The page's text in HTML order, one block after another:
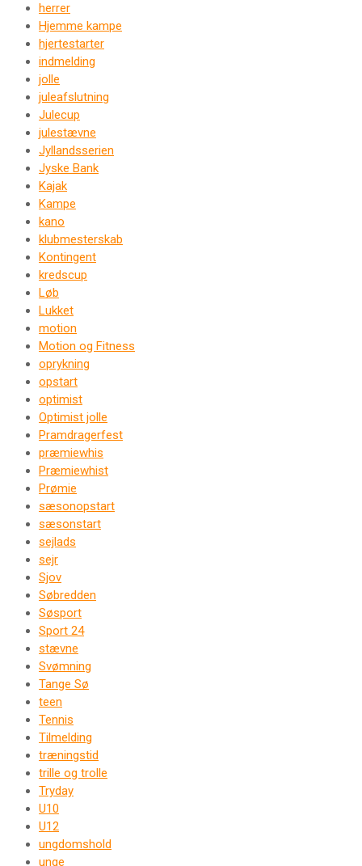
herrer
Hjemme kampe
hjertestarter
indmelding
jolle
juleafslutning
Julecup
julestævne
Jyllandsserien
Jyske Bank
Kajak
Kampe
kano
klubmesterskab
Kontingent
kredscup
Løb
Lukket
motion
Motion og Fitness
oprykning
opstart
optimist
Optimist jolle
Pramdragerfest
præmiewhis
Præmiewhist
Prømie
sæsonopstart
sæsonstart
sejlads
sejr
Sjov
Søbredden
Søsport
Sport 24
stævne
Svømning
Tange Sø
teen
Tennis
Tilmelding
træningstid
trille og trolle
Tryday
U10
U12
ungdomshold
unge